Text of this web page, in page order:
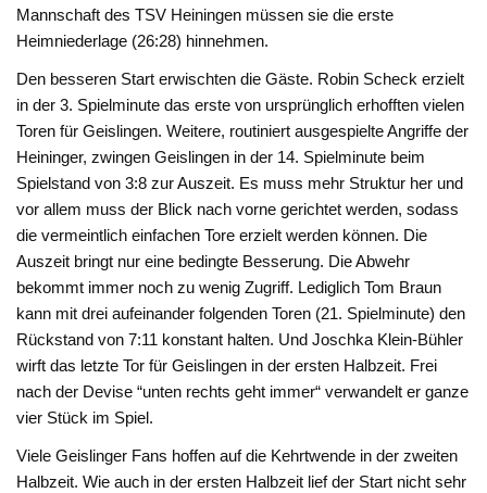
Mannschaft des TSV Heiningen müssen sie die erste
Heimniederlage (26:28) hinnehmen.
Den besseren Start erwischten die Gäste. Robin Scheck erzielt
in der 3. Spielminute das erste von ursprünglich erhofften vielen
Toren für Geislingen. Weitere, routiniert ausgespielte Angriffe der
Heininger, zwingen Geislingen in der 14. Spielminute beim
Spielstand von 3:8 zur Auszeit. Es muss mehr Struktur her und
vor allem muss der Blick nach vorne gerichtet werden, sodass
die vermeintlich einfachen Tore erzielt werden können. Die
Auszeit bringt nur eine bedingte Besserung. Die Abwehr
bekommt immer noch zu wenig Zugriff. Lediglich Tom Braun
kann mit drei aufeinander folgenden Toren (21. Spielminute) den
Rückstand von 7:11 konstant halten. Und Joschka Klein-Bühler
wirft das letzte Tor für Geislingen in der ersten Halbzeit. Frei
nach der Devise “unten rechts geht immer“ verwandelt er ganze
vier Stück im Spiel.
Viele Geislinger Fans hoffen auf die Kehrtwende in der zweiten
Halbzeit. Wie auch in der ersten Halbzeit lief der Start nicht sehr